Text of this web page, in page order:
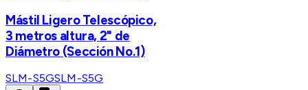
Mástil Ligero Telescópico,
3 metros altura, 2" de
Diámetro (Sección No.1)
SLM-S5GSLM-S5G